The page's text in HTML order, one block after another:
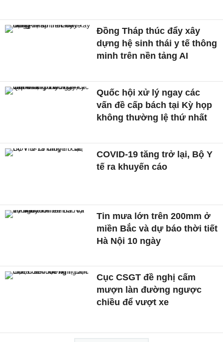
Đồng Tháp thúc đẩy xây
dựng hệ sinh thái y tế thông
minh trên nền tảng AI
Quốc hội xử lý ngay các
vấn đề cấp bách tại Kỳ họp
không thường lệ thứ nhất
COVID-19 tăng trở lại, Bộ Y
tế ra khuyến cáo
Tin mưa lớn trên 200mm ở
miền Bắc và dự báo thời tiết
Hà Nội 10 ngày
Cục CSGT đề nghị cấm
mượn làn đường ngược
chiều để vượt xe